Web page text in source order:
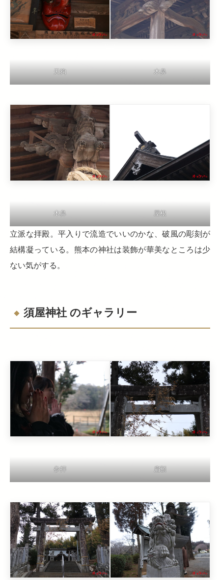
天狗 木鼻
木鼻 屋根
立派な拝殿。平入りで流造でいいのかな、破風の彫刻が
結構凝っている。熊本の神社は装飾が華美なところは少
ない気がする。
須屋神社 のギャラリー
参拝 扁額